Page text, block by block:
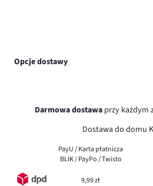
Opcje dostawy
Darmowa dostawa przy każdym
Dostawa do domu
PayU / Karta płatnicza
BLIK / PayPo / Twisto
9,99 zł